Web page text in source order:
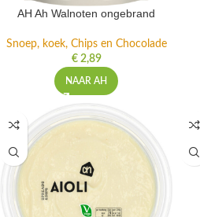
AH Ah Walnoten ongebrand
Snoep, koek, Chips en Chocolade
€2,89
NAAR AH